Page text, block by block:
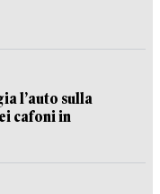
l’auto sulla
cafoni in